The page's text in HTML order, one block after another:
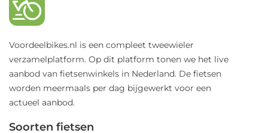
Voordeelbikes.nl is een compleet tweewieler
verzamelplatform. Op dit platform tonen we het live
aanbod van fietsenwinkels in Nederland. De fietsen
worden meermaals per dag bijgewerkt voor een
actueel aanbod.
Soorten fietsen